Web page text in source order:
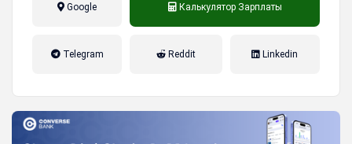
Google Калькулятор Зарплаты
Telegram Reddit Linkedin